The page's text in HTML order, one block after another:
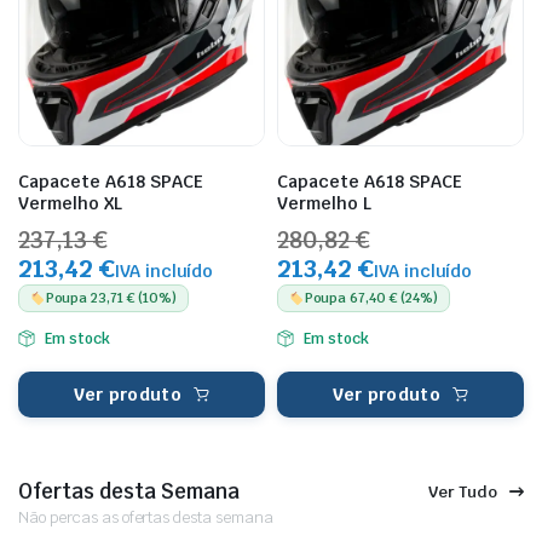
Capacete A618 SPACE
Vermelho XL
237,13 €
213,42 €IVA incluído
Poupa 23,71 € (10%)
Em stock
Ver produto
Capacete A618 SPACE
Vermelho L
280,82 €
213,42 €IVA incluído
Poupa 67,40 € (24%)
Em stock
Ver produto
Ofertas desta Semana
Não percas as ofertas desta semana
Ver Tudo